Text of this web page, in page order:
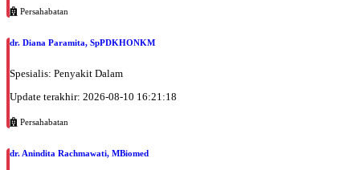
Persahabatan
dr. Diana Paramita, SpPDKHONKM
Spesialis: Penyakit Dalam
Update terakhir: 2026-08-10 16:21:18
Persahabatan
dr. Anindita Rachmawati, MBiomed